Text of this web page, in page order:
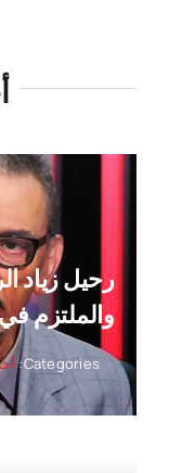
رحيل زياد
والملتزم في
Categories: